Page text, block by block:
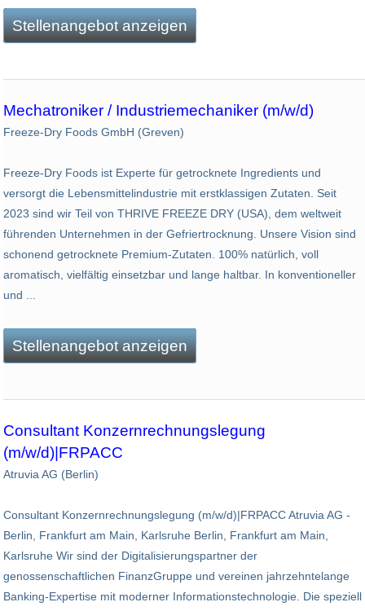
Stellenangebot anzeigen
Mechatroniker / Industriemechaniker (m/w/d)
Freeze-Dry Foods GmbH (Greven)
Freeze-Dry Foods ist Experte für getrocknete Ingredients und
versorgt die Lebensmittelindustrie mit erstklassigen Zutaten. Seit
2023 sind wir Teil von THRIVE FREEZE DRY (USA), dem weltweit
führenden Unternehmen in der Gefriertrocknung. Unsere Vision sind
schonend getrocknete Premium-Zutaten. 100% natürlich, voll
aromatisch, vielfältig einsetzbar und lange haltbar. In konventioneller
und ...
Stellenangebot anzeigen
Consultant Konzernrechnungslegung
(m/w/d)|FRPACC
Atruvia AG (Berlin)
Consultant Konzernrechnungslegung (m/w/d)|FRPACC Atruvia AG -
Berlin, Frankfurt am Main, Karlsruhe Berlin, Frankfurt am Main,
Karlsruhe Wir sind der Digitalisierungspartner der
genossenschaftlichen FinanzGruppe und vereinen jahrzehntelange
Banking-Expertise mit moderner Informationstechnologie. Die speziell